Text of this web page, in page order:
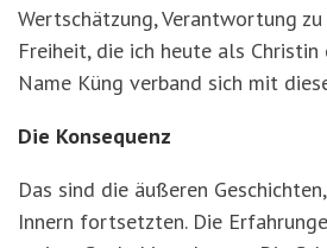
Wertschätzung, Verantwortung
Freiheit, die ich heute als Christin
Name Küng verband sich mit
Die Konsequenz
Das sind die äußeren
Innern fortsetzten. Die